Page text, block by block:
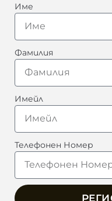
Име
Фамилия
Имейл
Телефонен Номер